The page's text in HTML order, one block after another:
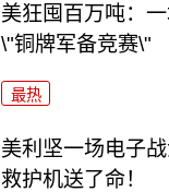
美狂囤百万吨：
\"铜牌军备竞赛\"
最热
美利坚一场电子
救护机送了命！